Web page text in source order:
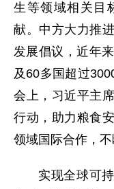
生等领域相关目
献。中方大力推
发展倡议，近年
及60多国超过
会上，习近平主
行动，助力粮食
领域国际合作，不
实现全球可